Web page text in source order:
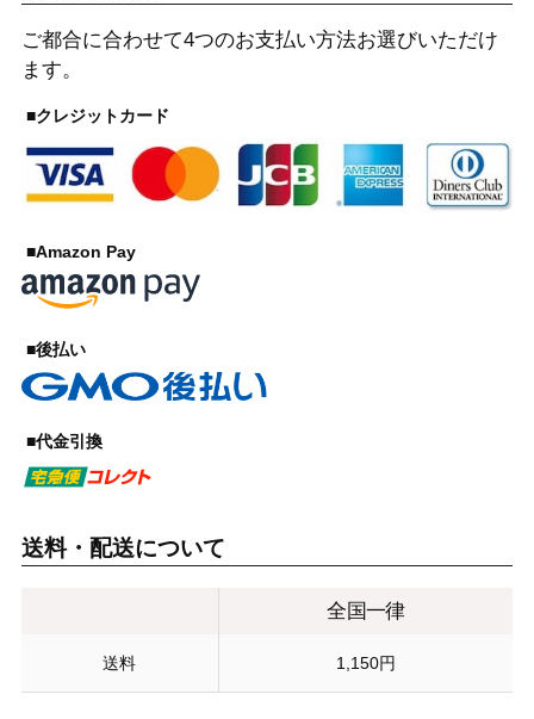
ご都合に合わせて4つのお支払い方法お選びいただけ
ます。
■クレジットカード
■Amazon Pay
■後払い
■代金引換
送料・配送について
全国一律
送料 1,150円